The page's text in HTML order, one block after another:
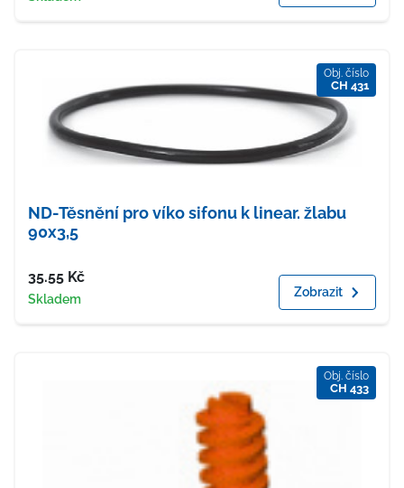
Obj. číslo
CH 431
ND-Těsnění pro víko sifonu k linear. žlabu
90x3,5
Cena
35.55 Kč
Dostupnost
Skladem Zobrazit
Obj. číslo
CH 433